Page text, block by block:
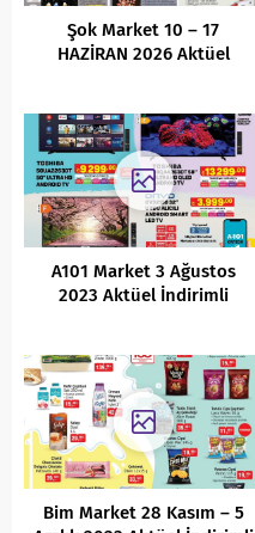
Şok Market 10 – 17
HAZİRAN 2026 Aktüel
A101 Market 3 Ağustos
2023 Aktüel İndirimli
Bim Market 28 Kasım – 5